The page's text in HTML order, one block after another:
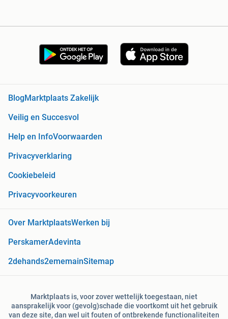
Blog Marktplaats Zakelijk
Veilig en Succesvol
Help en InfoVoorwaarden
Privacyverklaring
Cookiebeleid
Privacyvoorkeuren
Over MarktplaatsWerken bij
PerskamerAdevinta
2dehands2ememainSitemap
Marktplaats is, voor zover wettelijk toegestaan, niet
aansprakelijk voor (gevolg)schade die voortkomt uit het gebruik
van deze site, dan wel uit fouten of ontbrekende functionaliteiten